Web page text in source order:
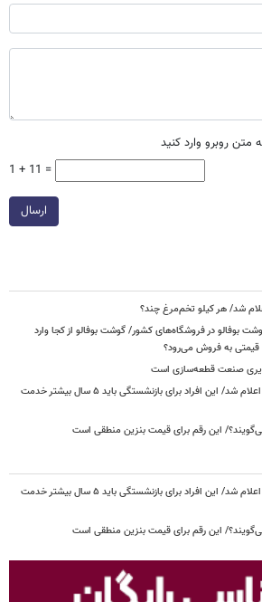
متن روبرو وارد کنید
1 + 11 =
ارسال
شد/ هر کیلو تخم‌مرغ چند؟
بوفالو در فروشگاه‌های کشور/ گوشت بوفالو از کجا وارد
قیمتی به فروش می‌رود؟
صنعت قطعه‌سازی است
فوری؛ شرط جدید بازنشستگی اعلام شد/ این افراد برای بازنشستگی باید ۵ سال بیشتر خدمت
این رقم برای قیمت بنزین منطقی است
فوری؛ شرط جدید بازنشستگی اعلام شد/ این افراد برای بازنشستگی باید ۵ سال بیشتر خدمت
این رقم برای قیمت بنزین منطقی است